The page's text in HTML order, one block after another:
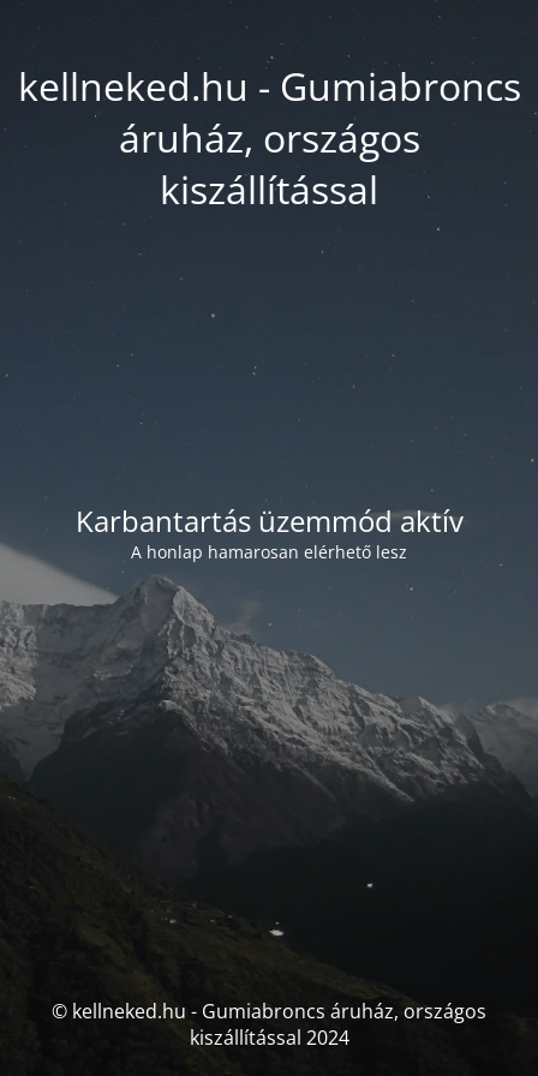
kellneked.hu - Gumiabroncs
áruház, országos
kiszállítással
Karbantartás üzemmód aktív
A honlap hamarosan elérhető lesz
© kellneked.hu - Gumiabroncs áruház, országos
kiszállítással 2024